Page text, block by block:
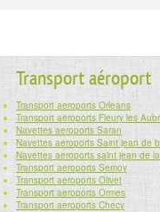
Transport aéroport
Transport aeroports Orleans
Transport aeroports Fleury les
Navettes aeroports Saran
Navettes aeroports Saint jean de
Navettes aeroports saint jean de
Transport aeroports Semoy
Transport aeroports Olivet
Transport aeroports Ormes
Transport aeroports Checy